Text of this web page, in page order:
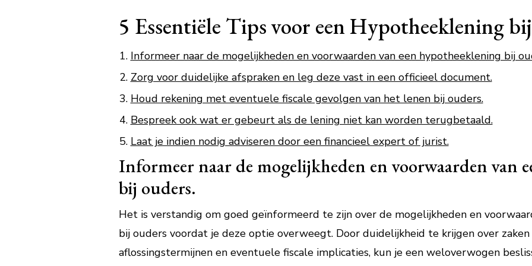
5 Essentiële Tips voor een Hypotheeklening
Informeer naar de mogelijkheden en voorwaarden van een hypotheeklening bij
Zorg voor duidelijke afspraken en leg deze vast in een officieel document.
Houd rekening met eventuele fiscale gevolgen van het lenen bij ouders.
Bespreek ook wat er gebeurt als de lening niet kan worden terugbetaald.
Laat je indien nodig adviseren door een financieel expert of jurist.
Informeer naar de mogelijkheden en voorwaarden van
bij ouders.
Het is verstandig om goed geïnformeerd te zijn over de mogelijkheden en
bij ouders voordat je deze optie overweegt. Door duidelijkheid te krijgen over zaken
aflossingstermijnen en eventuele fiscale implicaties, kun je een weloverwogen